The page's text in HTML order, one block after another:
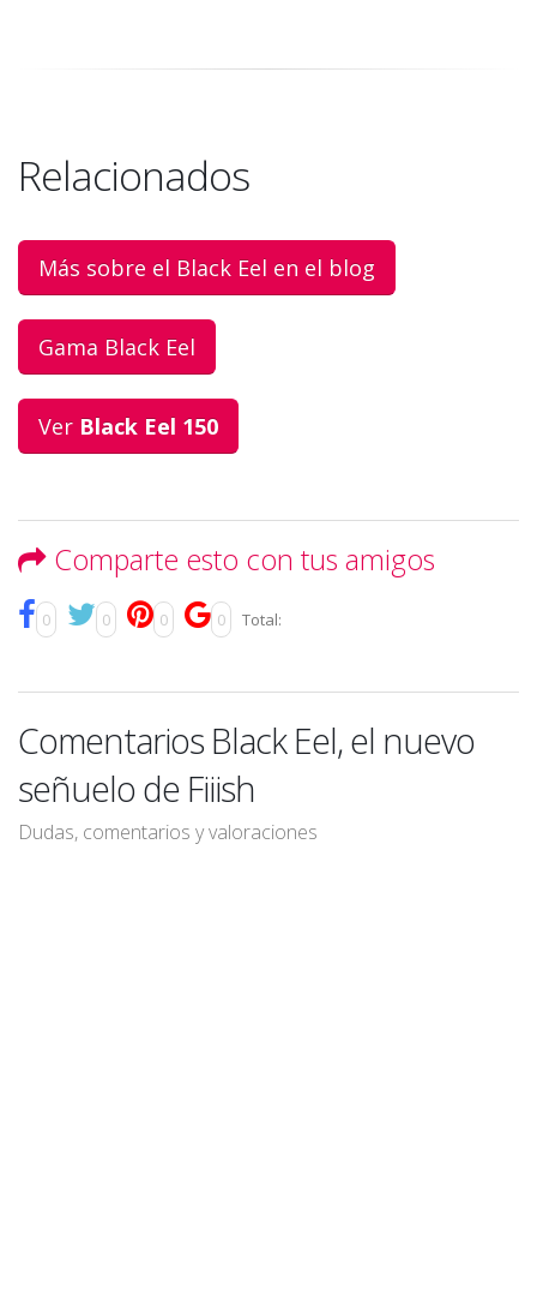
Relacionados
Más sobre el Black Eel en el blog
Gama Black Eel
Ver Black Eel 150
Comparte esto con tus amigos
0 0 0 0 Total:
Comentarios Black Eel, el nuevo
señuelo de Fiiish
Dudas, comentarios y valoraciones